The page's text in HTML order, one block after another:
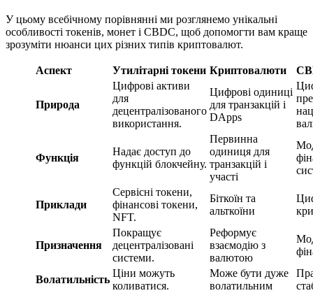
У цьому всебічному порівнянні ми розглянемо унікальні
особливості токенів, монет і CBDC, щоб допомогти вам краще
зрозуміти нюанси цих різних типів криптовалют.
Аспект Утилітарні токени Криптовалюти
Природа
Цифрові активи
для
децентралізованого
використання.
Цифрові одиниці
для транзакцій і
DApps
Функція
Надає доступ до
функцій блокчейну.
Первинна
одиниця для
транзакцій і
участі
Приклади
Сервісні токени,
фінансові токени,
NFT.
Біткоїн та
альткоїни
Призначення
Покращує
децентралізовані
системи.
Реформує
взаємодію з
валютою
Волатильність
Ціни можуть
коливатися.
Може бути дуже
волатильним